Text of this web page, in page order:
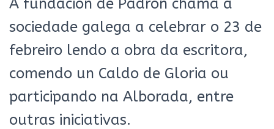
sociedade galega a celebrar o 23 de
febreiro lendo a obra da escritora,
comendo un Caldo de Gloria ou
participando na Alborada, entre
outras iniciativas.